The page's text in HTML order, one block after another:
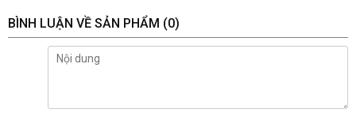
BÌNH LUẬN VỀ SẢN PHẨM (0)